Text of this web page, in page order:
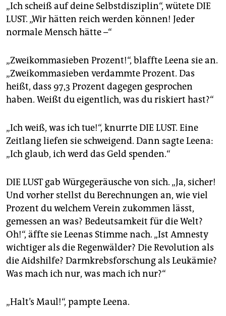
„Ich scheiß auf deine Selbstdisziplin“, wütete DIE
LUST. „Wir hätten reich werden können! Jeder
normale Mensch hätte –“
„Zweikommasieben Prozent!“, blaffte Leena sie an.
„Zweikommasieben verdammte Prozent. Das
heißt, dass 97,3 Prozent dagegen gesprochen
haben. Weißt du eigentlich, was du riskiert hast?“
„Ich weiß, was ich tue!“, knurrte DIE LUST. Eine
Zeitlang liefen sie schweigend. Dann sagte Leena:
„Ich glaub, ich werd das Geld spenden.“
DIE LUST gab Würgegeräusche von sich. „Ja, sicher!
Und vorher stellst du Berechnungen an, wie viel
Prozent du welchem Verein zukommen lässt,
gemessen an was? Bedeutsamkeit für die Welt?
Oh!“, äffte sie Leenas Stimme nach. „Ist Amnesty
wichtiger als die Regenwälder? Die Revolution als
die Aidshilfe? Darmkrebsforschung als Leukämie?
Was mach ich nur, was mach ich nur?“
„Halt’s Maul!“, pampte Leena.